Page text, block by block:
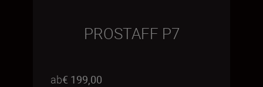
PROSTAFF P7
ab€ 199,00